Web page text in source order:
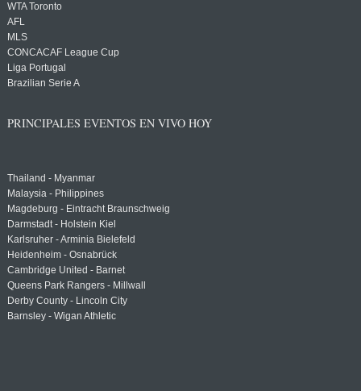
WTA Toronto
AFL
MLS
CONCACAF League Cup
Liga Portugal
Brazilian Serie A
PRINCIPALES EVENTOS EN VIVO HOY
Thailand - Myanmar
Malaysia - Philippines
Magdeburg - Eintracht Braunschweig
Darmstadt - Holstein Kiel
Karlsruher - Arminia Bielefeld
Heidenheim - Osnabrück
Cambridge United - Barnet
Queens Park Rangers - Millwall
Derby County - Lincoln City
Barnsley - Wigan Athletic